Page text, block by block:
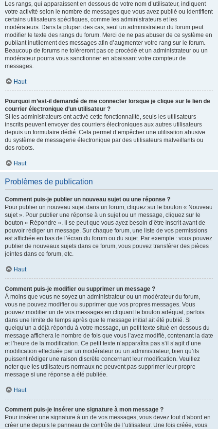
Les rangs, qui apparaissent en dessous de votre nom d’utilisateur, indiquent
votre activité selon le nombre de messages que vous avez publié ou identifient
certains utilisateurs spécifiques, comme les administrateurs et les
modérateurs. Dans la plupart des cas, seul un administrateur du forum peut
modifier le texte des rangs du forum. Merci de ne pas abuser de ce système en
publiant inutilement des messages afin d’augmenter votre rang sur le forum.
Beaucoup de forums ne toléreront pas ce procédé et un administrateur ou un
modérateur pourra vous sanctionner en abaissant votre compteur de
messages.
Haut
Pourquoi m’est-il demandé de me connecter lorsque je clique sur le lien de
courrier électronique d’un utilisateur ?
Si les administrateurs ont activé cette fonctionnalité, seuls les utilisateurs
inscrits peuvent envoyer des courriers électroniques aux autres utilisateurs
depuis un formulaire dédié. Cela permet d’empêcher une utilisation abusive
du système de messagerie électronique par des utilisateurs malveillants ou
des robots.
Haut
Problèmes de publication
Comment puis-je publier un nouveau sujet ou une réponse ?
Pour publier un nouveau sujet dans un forum, cliquez sur le bouton « Nouveau
sujet ». Pour publier une réponse à un sujet ou un message, cliquez sur le
bouton « Répondre ». Il se peut que vous ayez besoin d’être inscrit avant de
pouvoir rédiger un message. Sur chaque forum, une liste de vos permissions
est affichée en bas de l’écran du forum ou du sujet. Par exemple : vous pouvez
publier de nouveaux sujets dans ce forum, vous pouvez transférer des pièces
jointes dans ce forum, etc.
Haut
Comment puis-je modifier ou supprimer un message ?
À moins que vous ne soyez un administrateur ou un modérateur du forum,
vous ne pouvez modifier ou supprimer que vos propres messages. Vous
pouvez modifier un de vos messages en cliquant le bouton adéquat, parfois
dans une limite de temps après que le message initial ait été publié. Si
quelqu’un a déjà répondu à votre message, un petit texte situé en dessous du
message affichera le nombre de fois que vous l’avez modifié, contenant la date
et l’heure de la modification. Ce petit texte n’apparaîtra pas s’il s’agit d’une
modification effectuée par un modérateur ou un administrateur, bien qu’ils
puissent rédiger une raison discrète concernant leur modification. Veuillez
noter que les utilisateurs normaux ne peuvent pas supprimer leur propre
message si une réponse a été publiée.
Haut
Comment puis-je insérer une signature à mon message ?
Pour insérer une signature à un de vos messages, vous devez tout d’abord en
créer une depuis le panneau de contrôle de l’utilisateur. Une fois créée, vous